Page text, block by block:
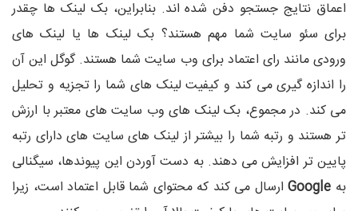
اعماق نتایج جستجو دفن شده اند. بنابراین، بک لینک ها چقدر
برای سئو سایت شما مهم هستند؟ بک لینک ها یا لینک های
ورودی مانند رای اعتماد برای وب سایت شما هستند. گوگل این آن
را اندازه گیری می کند و کیفیت لینک های شما را تجزیه و تحلیل
می کند. در مجموع، بک لینک های وب سایت های معتبر با ارزش
تر هستند و رتبه شما را بیشتر از لینک های سایت های دارای رتبه
پایین تر افزایش می دهند. به دست آوردن این پیوندها، سیگنالی
به Googleارسال می کند که محتوای شما قابل اعتماد است، زیرا